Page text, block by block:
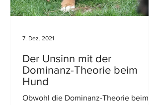
Der Unsinn mit der
Dominanz-Theorie beim
Hund
Obwohl die Dominanz-Theorie beim
7. Dez. 2021